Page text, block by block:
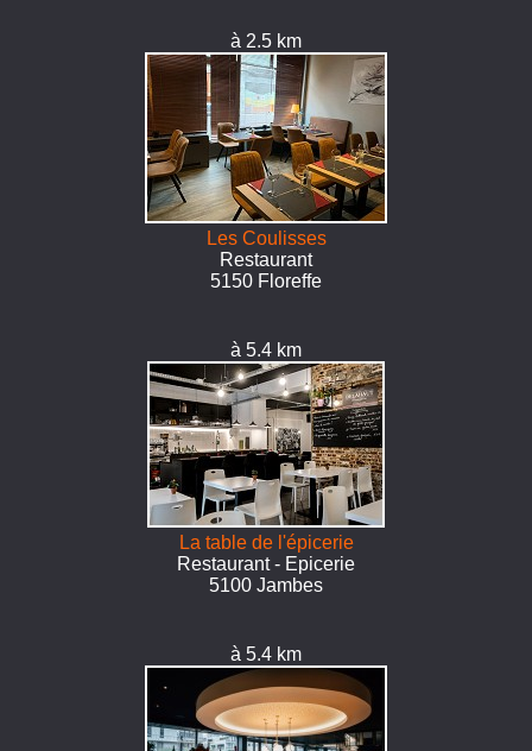
à 2.5 km
Les Coulisses
Restaurant
5150 Floreffe
à 5.4 km
La table de l'épicerie
Restaurant - Epicerie
5100 Jambes
à 5.4 km